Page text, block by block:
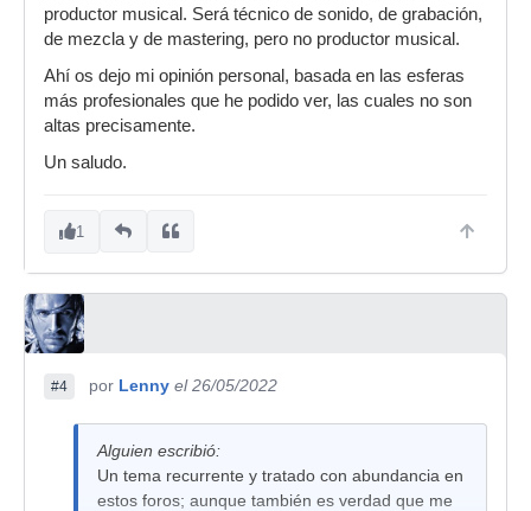
productor musical. Será técnico de sonido, de grabación,
de mezcla y de mastering, pero no productor musical.
Ahí os dejo mi opinión personal, basada en las esferas
más profesionales que he podido ver, las cuales no son
altas precisamente.
Un saludo.
1
#4 por Lenny el 26/05/2022
Alguien escribió:
Un tema recurrente y tratado con abundancia en
estos foros; aunque también es verdad que me